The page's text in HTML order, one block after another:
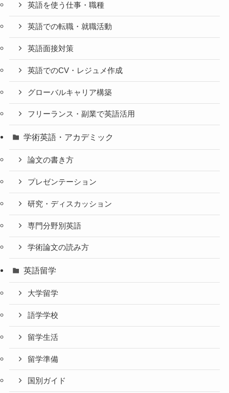
英語を使う仕事・職種
英語での転職・就職活動
英語面接対策
英語でのCV・レジュメ作成
グローバルキャリア構築
フリーランス・副業で英語活用
学術英語・アカデミック
論文の書き方
プレゼンテーション
研究・ディスカッション
専門分野別英語
学術論文の読み方
英語留学
大学留学
語学学校
留学生活
留学準備
国別ガイド